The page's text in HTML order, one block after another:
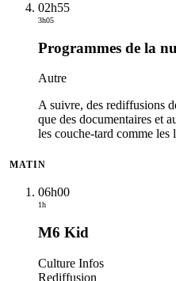
02h55
3h05
Programmes de la
Autre
A suivre, des rediffusions
que des documentaires et
les couche-tard comme les
MATIN
06h00
1h
M6 Kid
Culture Infos
Rediffusion